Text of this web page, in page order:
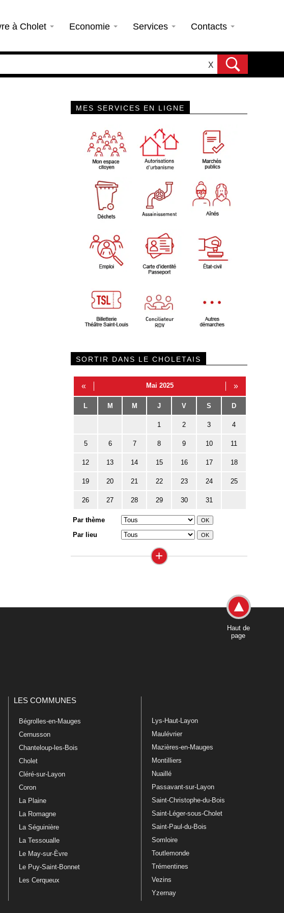
à Cholet Economie Services Contacts
X
MES SERVICES EN LIGNE
SORTIR DANS LE CHOLETAIS
« Mai 2025 »
L M M J V S D
1 2 3 4
5 6 7 8 9 10 11
12 13 14 15 16 17 18
19 20 21 22 23 24 25
26 27 28 29 30 31
Par thème
Par lieu
+
Haut de
page
LES COMMUNES
Bégrolles-en-Mauges
Cernusson
Chanteloup-les-Bois
Cholet
Cléré-sur-Layon
Coron
La Plaine
La Romagne
La Séguinière
La Tessoualle
Le May-sur-Èvre
Le Puy-Saint-Bonnet
Les Cerqueux
Lys-Haut-Layon
Maulévrier
Mazières-en-Mauges
Montilliers
Nuaillé
Passavant-sur-Layon
Saint-Christophe-du-Bois
Saint-Léger-sous-Cholet
Saint-Paul-du-Bois
Somloire
Toutlemonde
Trémentines
Vezins
Yzernay